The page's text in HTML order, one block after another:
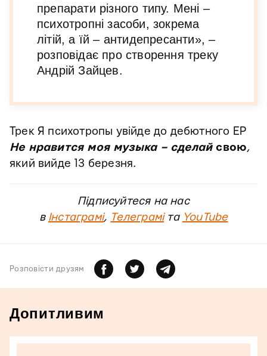
препарати різного типу. Мені –
психотропні засоби, зокрема
літій, а їй – антидепресанти», –
розповідає про створення треку
Андрій Зайцев.
Трек Я психотропы увійде до дебютного EP
Не нравится моя музыка – сделайсвою,
який вийде 13 березня.
Підписуйтеся на нас
в Інстаграмі, Телеграміта YouTube
Розповiсти друзям
Допитливим